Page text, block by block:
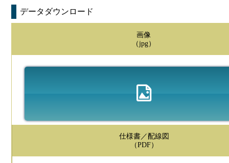
データダウンロード
画像
（jpg）
仕様書／配線図
（PDF）